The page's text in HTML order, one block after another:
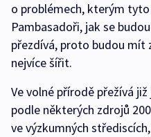
o problémech, kterým
Pambasadoři, jak se
přezdívá, proto budou mít
nejvíce šířit.
Ve volné přírodě přežívá
podle některých zdrojů
ve výzkumných